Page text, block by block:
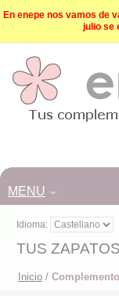
En enepe nos vamos de
julio se
MENU
Idioma:
TUS
Inicio /